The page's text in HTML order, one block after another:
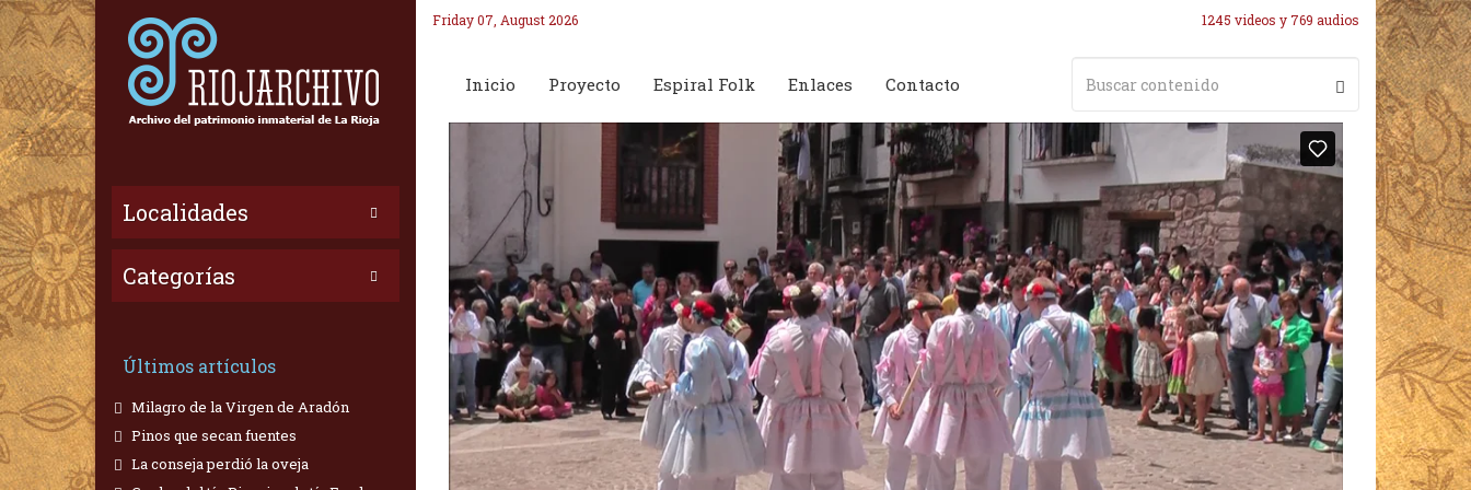
Localidades
Categorías
Últimos artículos
Milagro de la Virgen de Aradón
Pinos que secan fuentes
La conseja perdió la oveja
Friday 07, August 2026 1245 videos y 769 audios
Inicio Proyecto Espiral Folk Enlaces Contacto